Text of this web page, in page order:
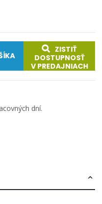
ZISTIŤ
DOSTUPNOSŤ
V PREDAJNIACH
dní.